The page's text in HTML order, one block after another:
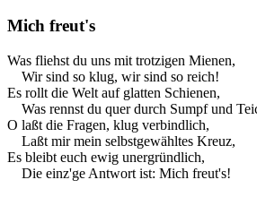
Mich freut's
Was fliehst du uns mit trotzigen Mienen,
Wir sind so klug, wir sind so reich!
Es rollt die Welt auf glatten Schienen,
Was rennst du quer durch Sumpf und
O laßt die Fragen, klug verbindlich,
Laßt mir mein selbstgewähltes Kreuz,
Es bleibt euch ewig unergründlich,
Die einz'ge Antwort ist: Mich freut's!